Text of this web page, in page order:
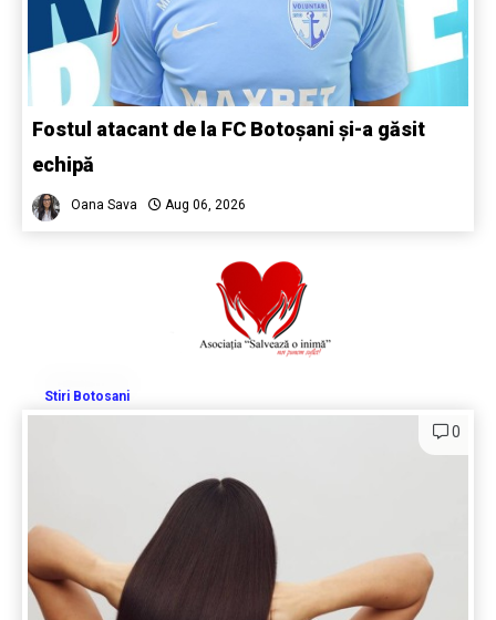
Fostul atacant de la FC Botoșani și-a găsit
echipă
Oana Sava Aug 06, 2026
Stiri Botosani
0